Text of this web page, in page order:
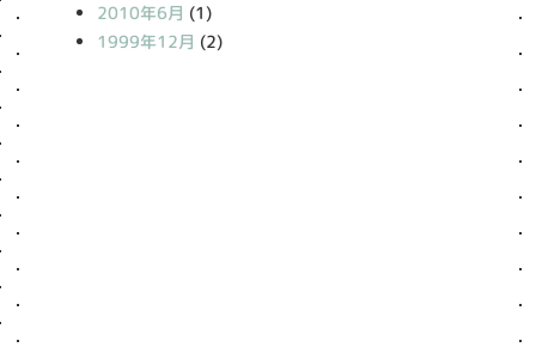
2010年6月 (1)
1999年12月 (2)